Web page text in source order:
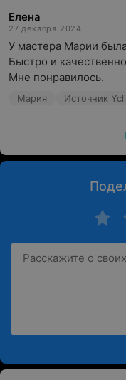
Елена
27 декабря 2024
У мастера Марии
Быстро и
Мне понравилось.
Мария Источник